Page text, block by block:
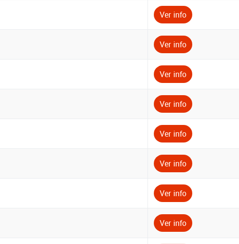
Ver info
Ver info
Ver info
Ver info
Ver info
Ver info
Ver info
Ver info